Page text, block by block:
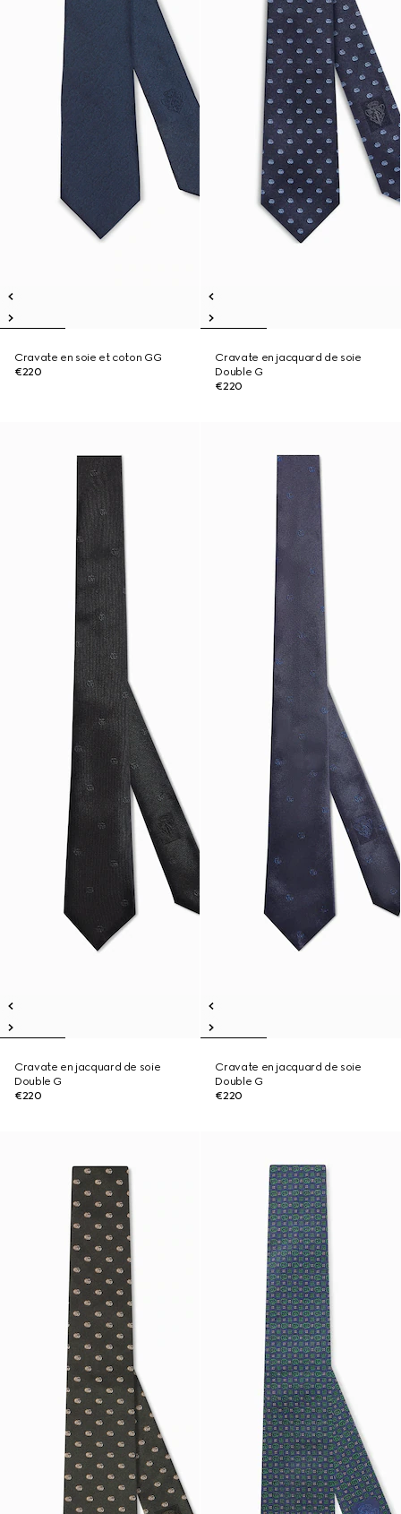
Cravate en soie et coton GG
€220
Cravate en jacquard de soie
Double G
€220
Cravate en jacquard de soie
Double G
€220
Cravate en jacquard de soie
Double G
€220